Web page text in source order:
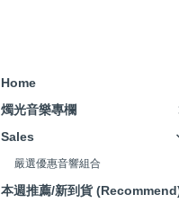
主動式喇叭/藍芽喇叭
嚴選音響組合 (Hi-Fi
Home
燭光音樂專欄
Sales
嚴選優惠音響組合
本週推薦/新到貨